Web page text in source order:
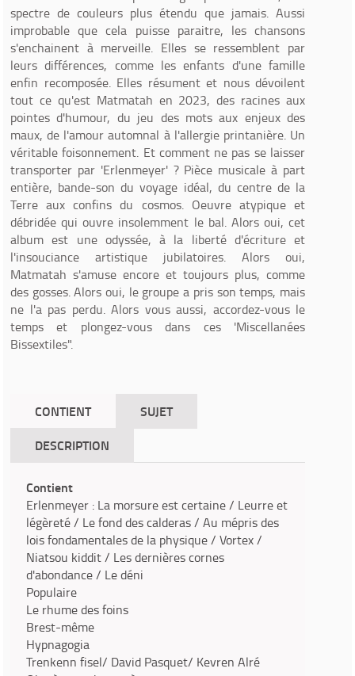
spectre de couleurs plus étendu que jamais. Aussi
improbable que cela puisse paraitre, les chansons
s'enchainent à merveille. Elles se ressemblent par
leurs différences, comme les enfants d'une famille
enfin recomposée. Elles résument et nous dévoilent
tout ce qu'est Matmatah en 2023, des racines aux
pointes d'humour, du jeu des mots aux enjeux des
maux, de l'amour automnal à l'allergie printanière. Un
véritable foisonnement. Et comment ne pas se laisser
transporter par 'Erlenmeyer' ? Pièce musicale à part
entière, bande-son du voyage idéal, du centre de la
Terre aux confins du cosmos. Oeuvre atypique et
débridée qui ouvre insolemment le bal. Alors oui, cet
album est une odyssée, à la liberté d'écriture et
l'insouciance artistique jubilatoires. Alors oui,
Matmatah s'amuse encore et toujours plus, comme
des gosses. Alors oui, le groupe a pris son temps, mais
ne l'a pas perdu. Alors vous aussi, accordez-vous le
temps et plongez-vous dans ces 'Miscellanées
Bissextiles".
CONTIENT
SUJET
DESCRIPTION
Contient
Erlenmeyer : La morsure est certaine / Leurre et
légèreté / Le fond des calderas / Au mépris des
lois fondamentales de la physique / Vortex /
Niatsou kiddit / Les dernières cornes
d'abondance / Le déni
Populaire
Le rhume des foins
Brest-même
Hypnagogia
Trenkenn fisel/ David Pasquet/ Kevren Alré